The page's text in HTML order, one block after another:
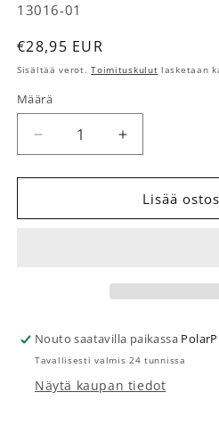
SKU-koodi:
13016-01
Normaalihinta
€28,95 EUR
Sisältää verot.Toimituskulut lasketaan
Määrä
Määrä
Vähennä tuotteen
Lisää
Lisää
Nouto saatavilla paikassa
Tavallisesti valmis 24 tunnissa
Näytä kaupan tiedot